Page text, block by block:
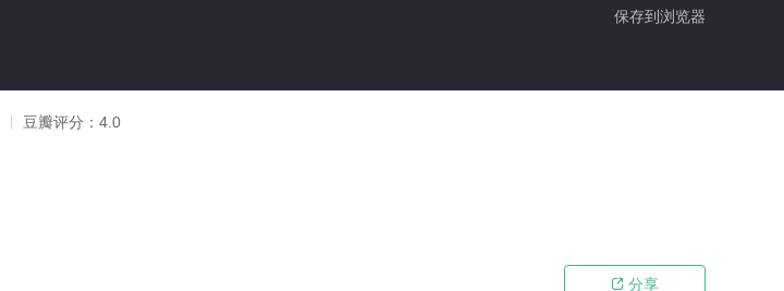
保存到浏览器
豆瓣评分： 4.0
 分享